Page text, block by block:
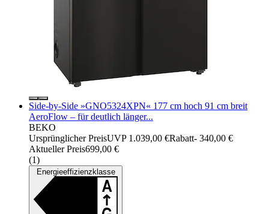
Side-by-Side »GNO5324XPN« 177 cm hoch 91 cm breit
AeroFlow – für deutlich länger...
BEKO
Ursprünglicher PreisUVP 1.039,00 €Rabatt- 340,00 €
Aktueller Preis699,00 €
(1)
Energieeffizienzklasse